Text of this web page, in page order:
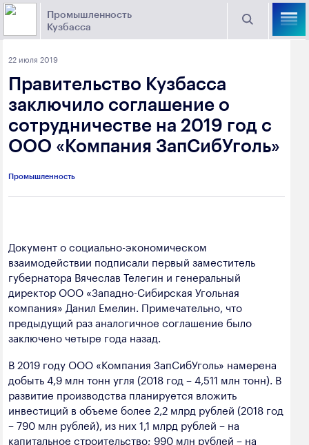
Промышленность
Кузбасса
Поиск
Найти
Торговая площадка Кузбасса
Выберите отрасль
Угольная промышленность
Химическая промышленность
Машиностроение
Промышленность строительных материалов
Добыча общераспространенных
полезных ископаемых
Лёгкая промышленность
Лесная промышленность
Пищевая промышленность
Предприятия
Новости
промышленности
650000, г. Кемерово, пр. Советский, 63
+7 (3842) 58-78-61
dprom@ako.ru
Создание сайта — Мэйк
22 июля 2019
Правительство Кузбасса
заключило соглашение о
сотрудничестве на 2019 год с
ООО «Компания ЗапСибУголь»
Промышленность
Документ о социально-экономическом
взаимодействии подписали первый заместитель
губернатора Вячеслав Телегин и генеральный
директор ООО «Западно-Сибирская Угольная
компания» Данил Емелин. Примечательно, что
предыдущий раз аналогичное соглашение было
заключено четыре года назад.
В 2019 году ООО «Компания ЗапСибУголь» намерена
добыть 4,9 млн тонн угля (2018 год – 4,511 млн тонн). В
развитие производства планируется вложить
инвестиций в объеме более 2,2 млрд рублей (2018 год
– 790 млн рублей), из них 1,1 млрд рублей – на
капитальное строительство; 990 млн рублей – на